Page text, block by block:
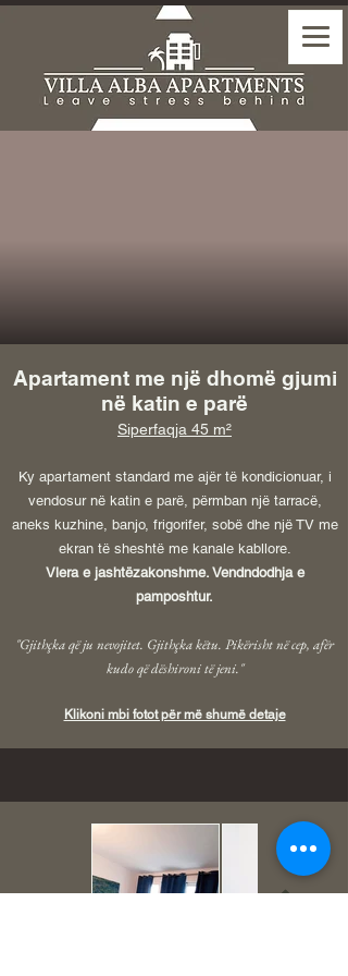
Apartament me një dhomë gjumi
në katin e parë
Siperfaqja 45 m²
Ky apartament standard me ajër të kondicionuar, i
vendosur në katin e parë, përmban një tarracë,
aneks kuzhine, banjo, frigorifer, sobë dhe një TV me
ekran të sheshtë me kanale kabllore.
Vlera e jashtëzakonshme. Vendndodhja e
pamposhtur.
"Gjithçka që ju nevojitet. Gjithçka këtu. Pikërisht në cep, afër
kudo që dëshironi të jeni."
Klikoni mbi fotot për më shumë detaje